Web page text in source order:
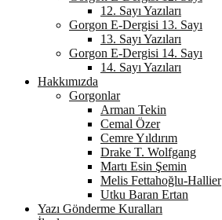
12. Sayı Yazıları
Gorgon E-Dergisi 13. Sayı
13. Sayı Yazıları
Gorgon E-Dergisi 14. Sayı
14. Sayı Yazıları
Hakkımızda
Gorgonlar
Arman Tekin
Cemal Özer
Cemre Yıldırım
Drake T. Wolfgang
Martı Esin Şemin
Melis Fettahoğlu-Hallier
Utku Baran Ertan
Yazı Gönderme Kuralları